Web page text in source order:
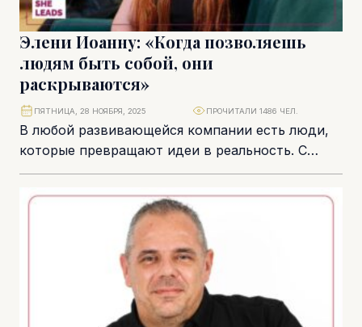
Элени Иоанну: «Когда позволяешь
людям быть собой, они
раскрываются»
В любой развивающейся компании есть люди,
которые превращают идеи в реальность. С
опытом, охватывающим фармакологию,
управление финансовыми рисками и
противодействие...
ПЯТНИЦА, 28 НОЯБРЯ, 2025 ПРОЧИТАЛИ 1486 ЧЕЛ.